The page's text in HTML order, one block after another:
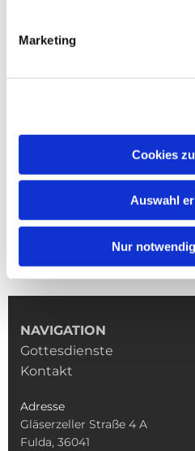
Marketing
Cookies
Auswahl
Nur
NAVIGATION
Gottesdienste
Kontakt
Adresse
Gläserzeller Straße 4 A
Fulda, 36041